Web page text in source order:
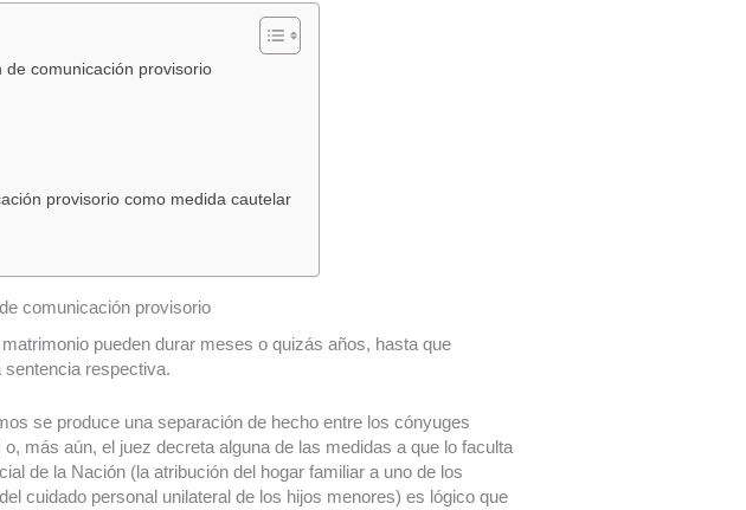
de comunicación provisorio
provisorio como medida cautelar
comunicación provisorio
pueden durar meses o quizás años, hasta que
respectiva.
se produce una separación de hecho entre los cónyuges
más aún, el juez decreta alguna de las medidas a que lo faculta
de la Nación (la atribución del hogar familiar a uno de los
cuidado personal unilateral de los hijos menores) es lógico que